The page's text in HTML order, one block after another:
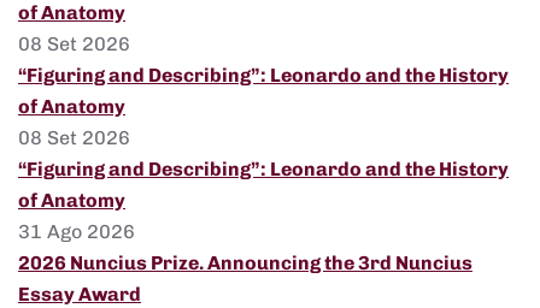
of Anatomy
08 Set 2026
“Figuring and Describing”: Leonardo and the History
of Anatomy
08 Set 2026
“Figuring and Describing”: Leonardo and the History
of Anatomy
31 Ago 2026
2026 Nuncius Prize. Announcing the 3rd Nuncius
Essay Award